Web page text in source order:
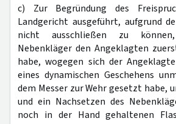
c) Zur Begründung des
Landgericht ausgeführt, aufgrund
nicht ausschließen zu
Nebenkläger den Angeklagten
habe, wogegen sich der
eines dynamischen Geschehens
dem Messer zur Wehr gesetzt habe,
und ein Nachsetzen des
noch in der Hand gehaltenen